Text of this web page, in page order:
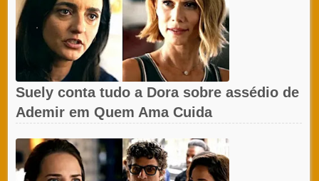
Suely conta tudo a Dora sobre assédio de
Ademir em Quem Ama Cuida